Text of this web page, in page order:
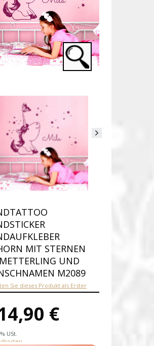
MIT STERNEN
UND
M2089
Sie dieses Produkt als Erster
€
USt.